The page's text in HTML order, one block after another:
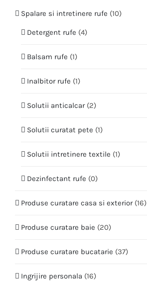
Spalare si intretinere rufe (10)
Detergent rufe (4)
Balsam rufe (1)
Inalbitor rufe (1)
Solutii anticalcar (2)
Solutii curatat pete (1)
Solutii intretinere textile (1)
Dezinfectant rufe (0)
Produse curatare casa si exterior (16)
Produse curatare baie (20)
Produse curatare bucatarie (37)
Ingrijire personala (16)